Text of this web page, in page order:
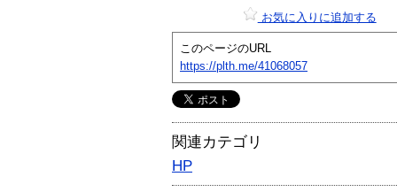
お気に入りに追加する
このページのURL
https://plth.me/41068057
関連カテゴリ
HP